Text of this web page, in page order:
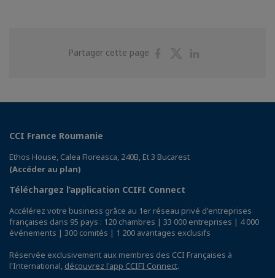
Partager cette page
PartagerPartager
CCI France Roumanie
Ethos House, Calea Floreasca, 240B, Et 3 Bucarest
(Accéder au plan)
Téléchargez l’application CCIFI Connect
Accélérez votre business grâce au 1er réseau privé d'entreprises
françaises dans 95 pays : 120 chambres | 33 000 entreprises | 4 000
événements | 300 comités | 1 200 avantages exclusifs
Réservée exclusivement aux membres des CCI Françaises à
l'International, découvrez l'app CCIFI Connect.